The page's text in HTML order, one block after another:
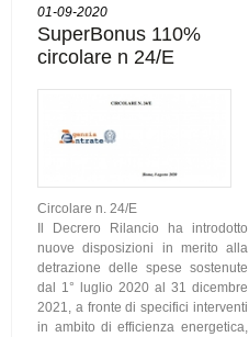
01-09-2020
SuperBonus 110%
circolare n 24/E
Circolare n. 24/E
Il Decrero Rilancio ha introdotto
nuove disposizioni in merito alla
detrazione delle spese sostenute
dal 1° luglio 2020 al 31 dicembre
2021, a fronte di specifici interventi
in ambito di efficienza energetica,